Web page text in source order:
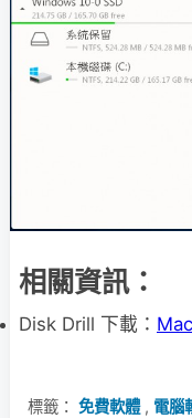
相關資訊：
Disk Drill 下載： Mac
標籤： 免費軟體, 電腦